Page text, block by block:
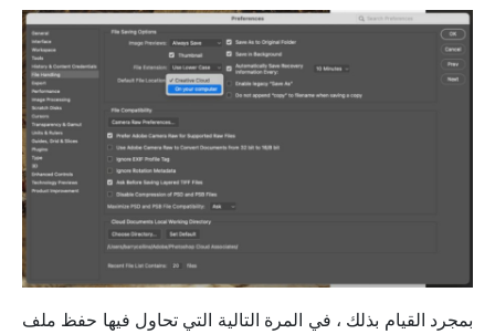
بمجرد القيام بذلك ، في المرة التالية التي تحاول فيها حفظ ملف